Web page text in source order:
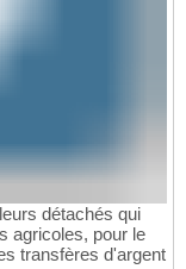
détachés qui
agricoles, pour le
transfères d'argent